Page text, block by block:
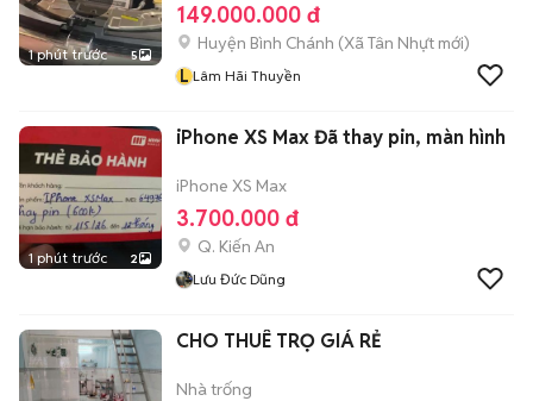
1 phút trước 5
149.000.000 đ
Huyện Bình Chánh (Xã Tân Nhựt mới)
L Lâm Hãi Thuyền
1 phút trước 2
iPhone XS Max Đã thay pin, màn hình
iPhone XS Max
3.700.000 đ
Q. Kiến An
Lưu Đức Dũng
CHO THUÊ TRỌ GIÁ RẺ
Nhà trống